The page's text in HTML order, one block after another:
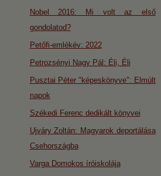
Nobel 2016: Mi volt az első
gondolatod?
Petőfi-emlékév: 2022
Petrozsényi Nagy Pál: Éli, Éli
Pusztai Péter "képeskönyve": Elmúlt
napok
Székedi Ferenc dedikált könyvei
Ujváry Zoltán: Magyarok deportálása
Csehországba
Varga Domokos íróiskolája